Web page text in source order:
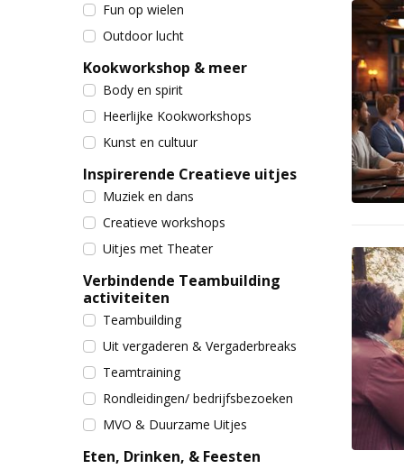
Fun op wielen
Outdoor lucht
Kookworkshop & meer
Body en spirit
Heerlijke Kookworkshops
Kunst en cultuur
Inspirerende Creatieve uitjes
Muziek en dans
Creatieve workshops
Uitjes met Theater
Verbindende Teambuilding
activiteiten
Teambuilding
Uit vergaderen & Vergaderbreaks
Teamtraining
Rondleidingen/ bedrijfsbezoeken
MVO & Duurzame Uitjes
Eten, Drinken, & Feesten